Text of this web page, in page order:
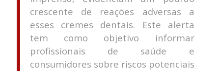
crescente de reações adversas a
esses cremes dentais. Este alerta
tem como objetivo informar
profissionais de saúde e
consumidores sobre riscos potenciais